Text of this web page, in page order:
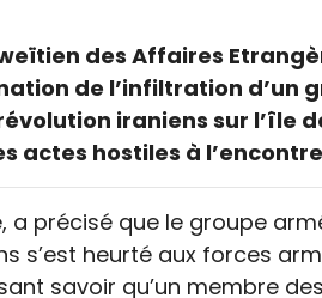
des Affaires
de l’infiltration d’un
iraniens sur l’île
actes hostiles à
a précisé que le groupe
s’est heurté aux forces
savoir qu’un membre